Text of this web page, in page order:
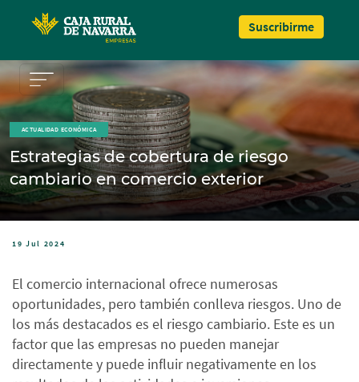
Suscribirme
ACTUALIDAD ECONÓMICA
Estrategias de cobertura de riesgo
cambiario en comercio exterior
19 Jul 2024
El comercio internacional ofrece numerosas
oportunidades, pero también conlleva riesgos. Uno de
los más destacados es el riesgo cambiario. Este es un
factor que las empresas no pueden manejar
directamente y puede influir negativamente en los